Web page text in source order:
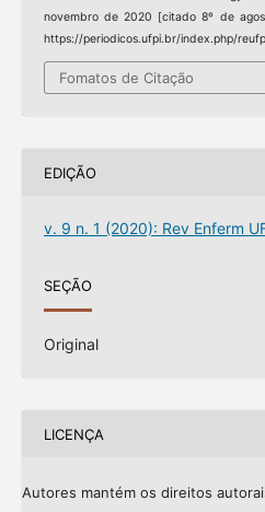
novembro de 2020 [citado 8º de
https://periodicos.ufpi.br/index.php/
Fomatos de Citação
EDIÇÃO
v. 9 n. 1 (2020): Rev Enferm
SEÇÃO
Original
LICENÇA
Autores mantém os direitos